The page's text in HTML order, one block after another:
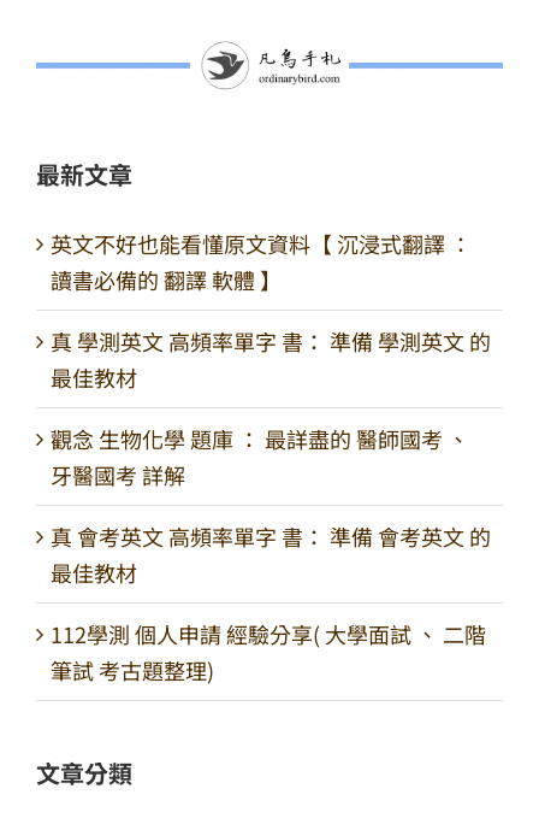
最新文章
英文不好也能看懂原文資料【 沉浸式翻譯 ：
讀書必備的 翻譯 軟體 】
真 學測英文 高頻率單字 書： 準備 學測英文 的
最佳教材
觀念 生物化學 題庫 ： 最詳盡的 醫師國考 、
牙醫國考 詳解
真 會考英文 高頻率單字 書： 準備 會考英文 的
最佳教材
112學測 個人申請 經驗分享( 大學面試 、 二階
筆試 考古題整理)
文章分類